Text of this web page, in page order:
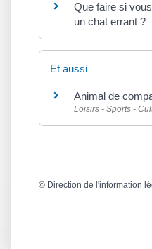
Que faire si
un chat errant ?
Et aussi
Animal de
Loisirs - Sports -
© Direction de l'information